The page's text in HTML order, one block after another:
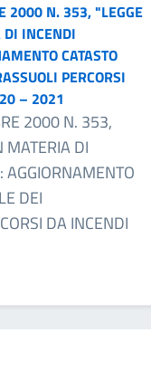
2000 N. 353, "LEGGE
INCENDI
CATASTO
PERCORSI
– 2021
2000 N. 353,
MATERIA DI
AGGIORNAMENTO
DEI
DA INCENDI